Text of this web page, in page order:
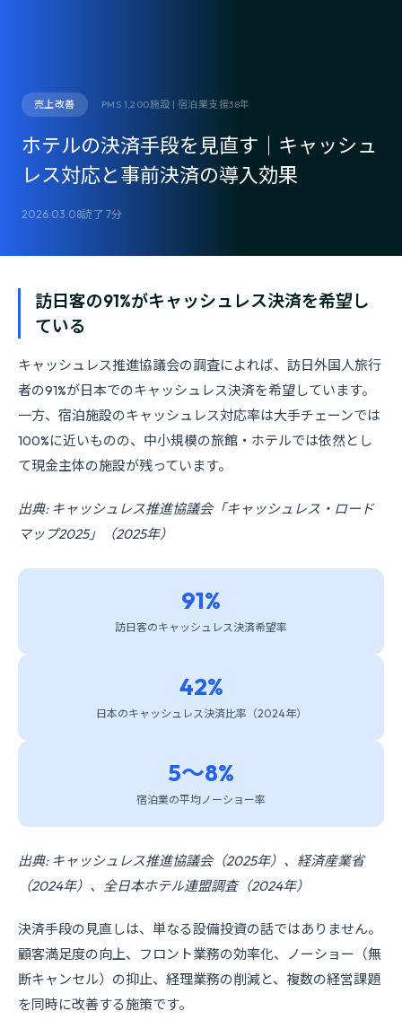
売上改善 PMS 1,200施設 | 宿泊業支援38年
ホテルの決済手段を見直す｜キャッシュ
レス対応と事前決済の導入効果
2026.03.08読了 7分
訪日客の91%がキャッシュレス決済を希望し
ている
キャッシュレス推進協議会の調査によれば、訪日外国人旅行
者の91%が日本でのキャッシュレス決済を希望しています。
一方、宿泊施設のキャッシュレス対応率は大手チェーンでは
100%に近いものの、中小規模の旅館・ホテルでは依然とし
て現金主体の施設が残っています。
出典: キャッシュレス推進協議会「キャッシュレス・ロード
マップ2025」（2025年）
91%
訪日客のキャッシュレス決済希望率
42%
日本のキャッシュレス決済比率（2024年）
5〜8%
宿泊業の平均ノーショー率
出典: キャッシュレス推進協議会（2025年）、経済産業省
（2024年）、全日本ホテル連盟調査（2024年）
決済手段の見直しは、単なる設備投資の話ではありません。
顧客満足度の向上、フロント業務の効率化、ノーショー（無
断キャンセル）の抑止、経理業務の削減と、複数の経営課題
を同時に改善する施策です。